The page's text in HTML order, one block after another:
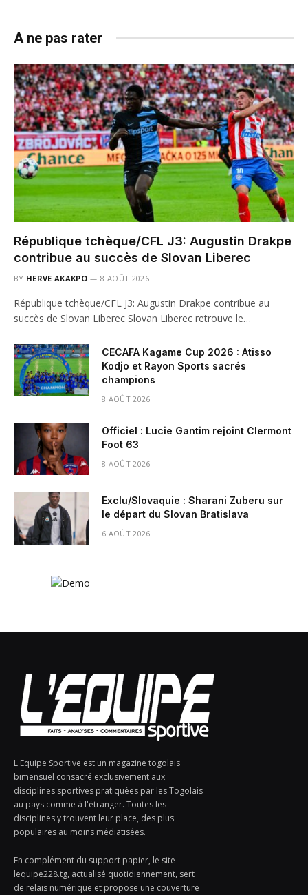
A ne pas rater
République tchèque/CFL J3: Augustin Drakpe
contribue au succès de Slovan Liberec
BY HERVE AKAKPO 8 AOÛT 2026
République tchèque/CFL J3: Augustin Drakpe contribue au
succès de Slovan Liberec Slovan Liberec retrouve le…
CECAFA Kagame Cup 2026 : Atisso
Kodjo et Rayon Sports sacrés
champions
8 AOÛT 2026
Officiel : Lucie Gantim rejoint Clermont
Foot 63
8 AOÛT 2026
Exclu/Slovaquie : Sharani Zuberu sur
le départ du Slovan Bratislava
6 AOÛT 2026
L'Equipe Sportive est un magazine togolais
bimensuel consacré exclusivement aux
disciplines sportives pratiquées par les Togolais
au pays comme à l'étranger. Toutes les
disciplines y trouvent leur place, des plus
populaires au moins médiatisées.
En complément du support papier, le site
lequipe228.tg, actualisé quotidiennement, sert
de relais numérique et propose une couverture